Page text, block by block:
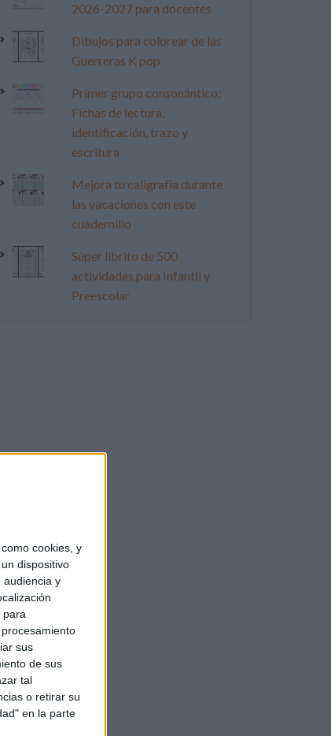
cookies, y
dispositivo
audiencia y
para
sus
de sus
tal
o retirar su
en la parte
2026-2027 para docentes
Dibujos para colorear de las
Guerreras K pop
Primer grupo consonántico:
Fichas de lectura,
identificación, trazo y
escritura
Mejora tu caligrafía durante
las vacaciones con este
cuadernillo
Súper librito de 500
actividades para Infantil y
Preescolar